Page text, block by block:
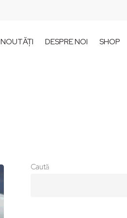
NOUTĂȚI DESPRE NOI SHOP
Caută